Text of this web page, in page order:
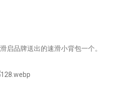
启品牌送出的速滑小背包一个。